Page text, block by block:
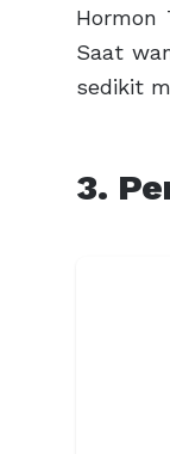
Hormon
Saat
sedikit
3.